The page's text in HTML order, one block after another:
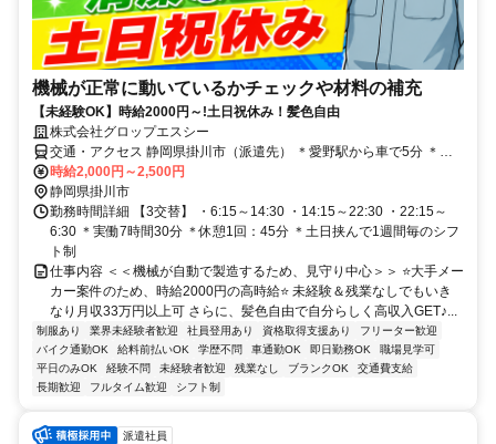
機械が正常に動いているかチェックや材料の補充
【未経験OK】時給2000円～!土日祝休み！髪色自由
株式会社グロップエスシー
交通・アクセス 静岡県掛川市（派遣先） ＊愛野駅から車で5分 ＊袋
井駅から車で11分 ＊掛川駅から車で11分
時給2,000円～2,500円
静岡県掛川市
勤務時間詳細 【3交替】 ・6:15～14:30 ・14:15～22:30 ・22:15～
6:30 ＊実働7時間30分 ＊休憩1回：45分 ＊土日挟んで1週間毎のシフ
ト制
仕事内容 ＜＜機械が自動で製造するため、見守り中心＞＞ ⭐大手メー
カー案件のため、時給2000円の高時給⭐ 未経験＆残業なしでもいき
なり月収33万円以上可 さらに、髪色自由で自分らしく高収入GET♪...
制服あり 業界未経験者歓迎 社員登用あり 資格取得支援あり
フリーター歓迎
バイク通勤OK
給料前払いOK 学歴不問 車通勤OK 即日勤務OK
職場見学可
平日のみOK
経験不問 未経験者歓迎 残業なし ブランクOK
交通費支給
長期歓迎
フルタイム歓迎 シフト制
派遣社員